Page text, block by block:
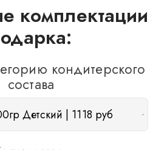
комплектации
кондитерского
состава
Детский | 1118 руб